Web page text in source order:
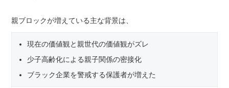
親ブロックが増えている主な背景は、
現在の価値観と親世代の価値観がズレ
少子高齢化による親子関係の密接化
ブラック企業を警戒する保護者が増えた